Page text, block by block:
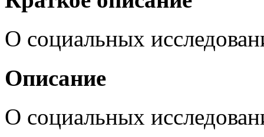
О социальных
Описание
О социальных